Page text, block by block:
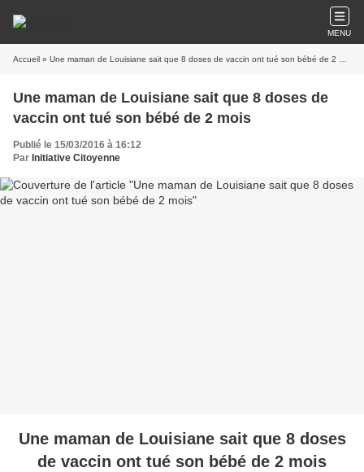
MENU
Accueil » Une maman de Louisiane sait que 8 doses de vaccin ont tué son bébé de 2 mois
Une maman de Louisiane sait que 8 doses de
vaccin ont tué son bébé de 2 mois
Publié le 15/03/2016 à 16:12
Par Initiative Citoyenne
Une maman de Louisiane sait que 8 doses
de vaccin ont tué son bébé de 2 mois